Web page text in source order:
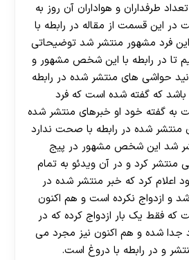
طرفداران و هواداران آن روز به
در این قسمت از مقاله در رابطه با
این فرد مشهور منتشر شد توضیحاتی
تا در رابطه با این شخص مشهور و
حواشی های منتشر شده در رابطه
باشد که گفته شده است که فرد
به گفته خود او خبرهای منتشر شده
شده در رابطه با صحت ندارد
شد این شخص مشهور در پیج
منتشر کرد و در آن ویدئو به تمام
اعلام کرد که خبر منتشر شده در
و ازدواج نکرده است و هم اکنون
فقط یک بار ازدواج کرده که در
خود جدا شده و هم اکنون نیز مجرد می
و در رابطه با دروغ است.